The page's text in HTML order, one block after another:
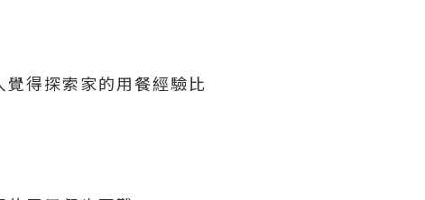
覺得探索家的用餐經驗比